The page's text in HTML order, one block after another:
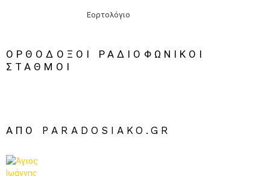
Εορτολόγιο
ΟΡΘΟΔΟΞΟΙ ΡΑΔΙΟΦΩΝΙΚΟΙ
ΣΤΑΘΜΟΙ
ΑΠΌ PARADOSIAKO.GR